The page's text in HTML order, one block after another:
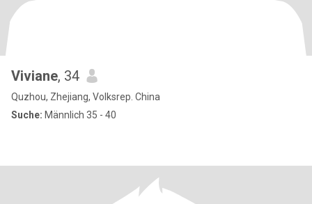
Viviane, 34
Quzhou, Zhejiang, Volksrep. China
Suche: Männlich 35 - 40